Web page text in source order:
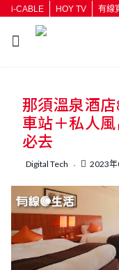
i-CABLE HOY TV 有線
那須溫泉酒
車站＋私人
必去
Digital Tech 2023年